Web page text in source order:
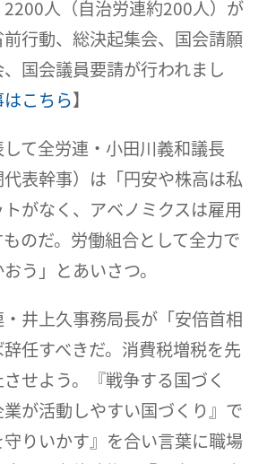
人（自治労連約200人）が
行動、総決起集会、国会請願
国会議員要請が行われまし
こちら】
て全労連・小田川義和議長
代表幹事）は「円安や株高は私
がなく、アベノミクスは雇用
のだ。労働組合として全力で
う」とあいさつ。
井上久事務局長が「安倍首相
任すべきだ。消費税増税を先
せよう。『戦争する国づく
が活動しやすい国づくり』で
りいかす』を合い言葉に職場